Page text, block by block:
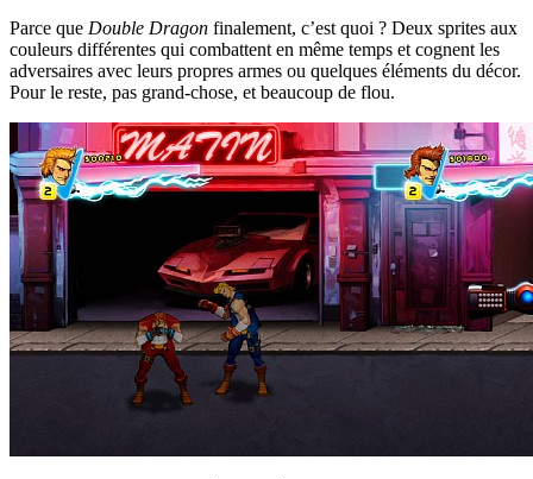
Parce que Double Dragon finalement, c’est quoi ? Deux sprites aux
couleurs différentes qui combattent en même temps et cognent les
adversaires avec leurs propres armes ou quelques éléments du décor.
Pour le reste, pas grand-chose, et beaucoup de flou.